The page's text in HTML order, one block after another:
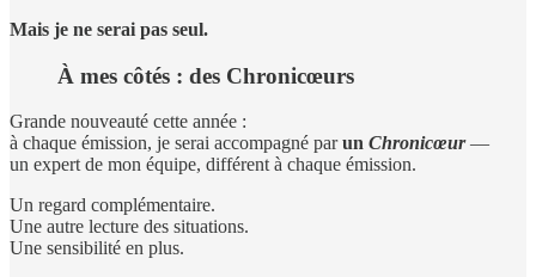
Mais je ne serai pas seul.
À mes côtés : des Chronicœurs
Grande nouveauté cette année :
à chaque émission, je serai accompagné parun Chronicœur—
un expert de mon équipe, différent à chaque émission.
Un regard complémentaire.
Une autre lecture des situations.
Une sensibilité en plus.